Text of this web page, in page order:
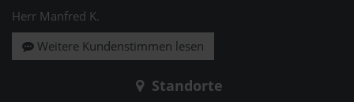
Herr Manfred K.
Weitere Kundenstimmen lesen
Standorte